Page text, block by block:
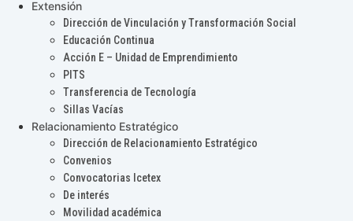
Extensión
Dirección de Vinculación y Transformación Social
Educación Continua
Acción E – Unidad de Emprendimiento
PITS
Transferencia de Tecnología
Sillas Vacías
Relacionamiento Estratégico
Dirección de Relacionamiento Estratégico
Convenios
Convocatorias Icetex
De interés
Movilidad académica